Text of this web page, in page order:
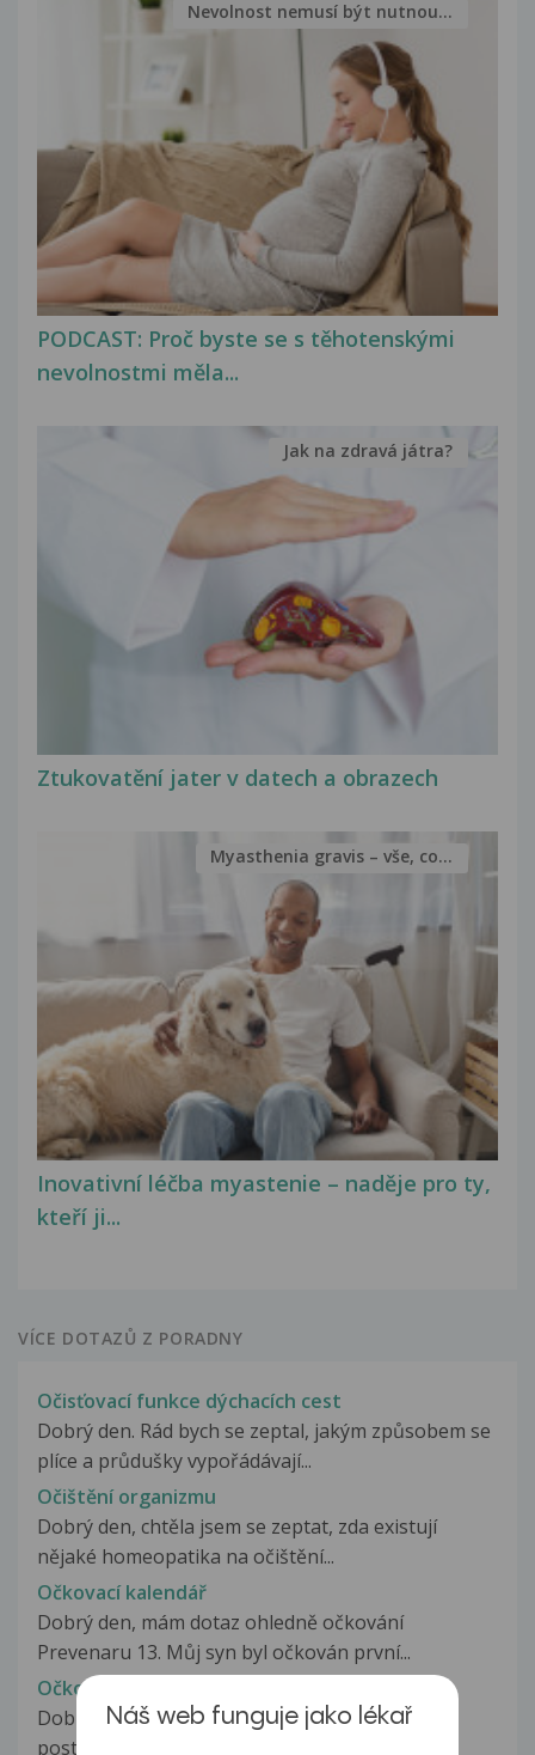
PODCAST: Proč byste se s těhotenskými
nevolnostmi měla...
Nevolnost nemusí být nutnou...
Ztukovatění jater v datech a obrazech
Jak na zdravá játra?
Inovativní léčba myastenie – naděje pro ty,
kteří ji...
Myasthenia gravis – vše, co...
VÍCE DOTAZŮ Z PORADNY
Očisťovací funkce dýchacích cest
Dobrý den. Rád bych se zeptal, jakým způsobem se
plíce a průdušky vypořádávají...
Očištění organizmu
Dobrý den, chtěla jsem se zeptat, zda existují
nějaké homeopatika na očištění...
Očkovací kalendář
Dobrý den, mám dotaz ohledně očkování
Prevenaru 13. Můj syn byl očkován první...
Očkovací látka
Dobrý den, rada bych se zeptala, jak mám
postupovat při očkováni proti rakovině...
Náš web funguje jako lékař